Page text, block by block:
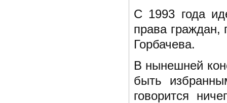
С 1993 года
права граждан,
Горбачева.
В нынешней
быть
говорится